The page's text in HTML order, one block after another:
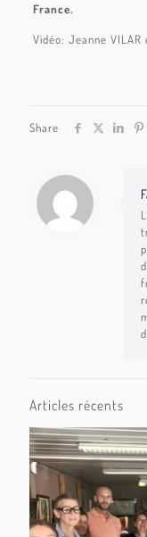
France.
Vidéo: Jeanne VILAR
Share
Articles récents